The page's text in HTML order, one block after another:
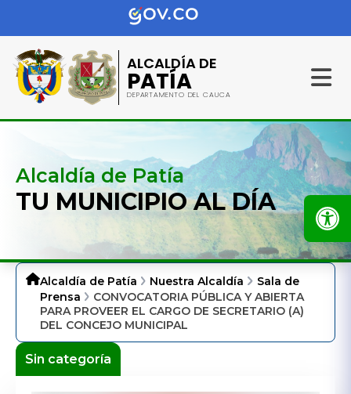
ALCALDÍA DE
PATÍA
DEPARTAMENTO DEL CAUCA
Alcaldía de Patía
TU MUNICIPIO AL DÍA
Alcaldía de Patía Nuestra Alcaldía
Sala de
Prensa
CONVOCATORIA PÚBLICA Y ABIERTA
PARA PROVEER EL CARGO DE SECRETARIO (A)
DEL CONCEJO MUNICIPAL
Sin categoría